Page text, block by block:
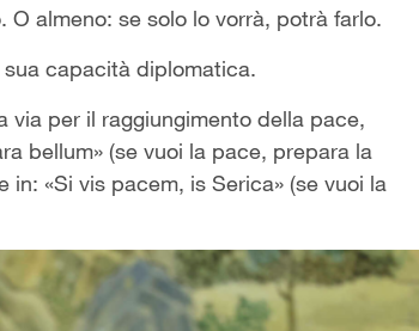
almeno: se solo lo vorrà, potrà farlo.
capacità diplomatica.
via per il raggiungimento della pace,
bellum» (se vuoi la pace, prepara la
«Si vis pacem, is Serica» (se vuoi la